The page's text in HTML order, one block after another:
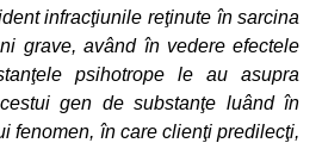
infracţiunile reţinute în sarcina
grave, având în vedere efectele
psihotrope le au asupra
gen de substanţe luând în
fenomen, în care clienţi predilecţi,